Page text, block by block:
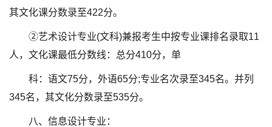
其文化课分数录至422分。
②艺术设计专业(文科)兼报考生中按专业课排名录取11
人，文化课最低分数线：总分410分，单
科：语文75分，外语65分;专业名次录至345名。并列
345名，其文化分数录至535分。
八、信息设计专业：